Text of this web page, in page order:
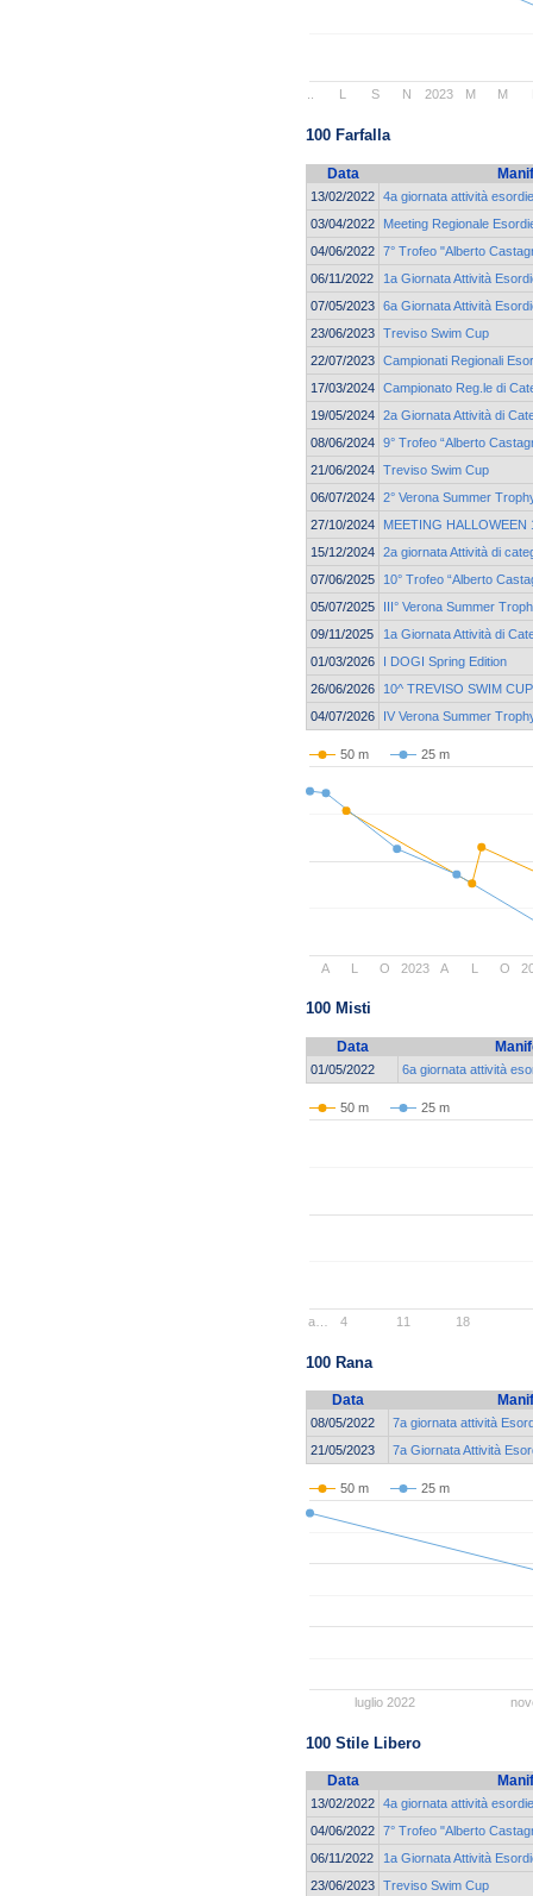
2023
S N M M
100 Farfalla
Data
13/02/2022 4a giornata attività
03/04/2022
Meeting Regionale
04/06/2022 7° Trofeo "Alberto
06/11/2022
1a Giornata Attività
07/05/2023 6a Giornata Attività
23/06/2023 Treviso Swim Cup
22/07/2023 Campionati Regionali
17/03/2024 Campionato Reg.le di
19/05/2024 2a Giornata Attività di
08/06/2024 9° Trofeo “Alberto
21/06/2024 Treviso Swim Cup
06/07/2024 2° Verona Summer
27/10/2024
MEETING HALLOWEEN
15/12/2024 2a giornata Attività di
07/06/2025
10° Trofeo “Alberto
05/07/2025
III° Verona Summer
09/11/2025
1a Giornata Attività di
01/03/2026
I DOGI Spring Edition
26/06/2026
10^ TREVISO SWIM CUP
04/07/2026
IV Verona Summer
50 m 25 m
2023
A L O A L O
100 Misti
Data
01/05/2022 6a giornata attività
50 m 25 m
a… 4 11 18
100 Rana
Data
08/05/2022
7a giornata attività
21/05/2023
7a Giornata Attività
50 m 25 m
luglio 2022
100 Stile Libero
Data
13/02/2022 4a giornata attività
04/06/2022 7° Trofeo "Alberto
06/11/2022
1a Giornata Attività
23/06/2023 Treviso Swim Cup